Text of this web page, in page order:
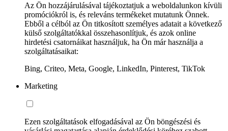
Az Ön hozzájárulásával tájékoztatjuk a weboldalunkon kívüli
promóciókról is, és releváns termékeket mutatunk Önnek.
Ebből a célból az Ön titkosított személyes adatait a következő
külső szolgáltatókkal összehasonlítjuk, és azok online
hirdetési csatornáikat használjuk, ha Ön már használja a
szolgáltatásaikat:
Bing, Criteo, Meta, Google, LinkedIn, Pinterest, TikTok
Marketing
Ezen szolgáltatások elfogadásával az Ön böngészési és